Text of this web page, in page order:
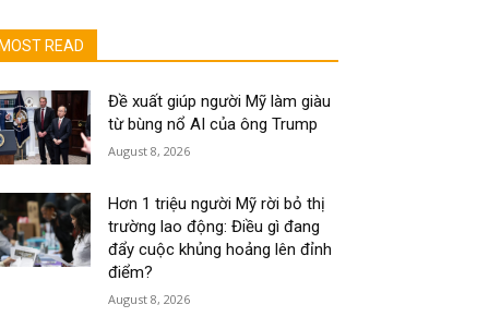
MOST READ
Đề xuất giúp người Mỹ làm giàu
từ bùng nổ AI của ông Trump
August 8, 2026
Hơn 1 triệu người Mỹ rời bỏ thị
trường lao động: Điều gì đang
đẩy cuộc khủng hoảng lên đỉnh
điểm?
August 8, 2026